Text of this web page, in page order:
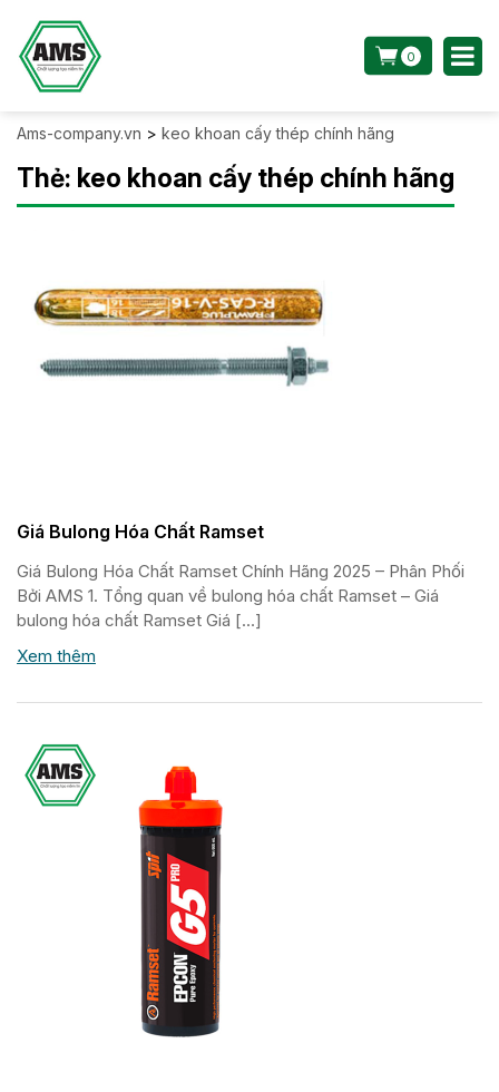
0
Ams-company.vn > keo khoan cấy thép chính hãng
Thẻ: keo khoan cấy thép chính hãng
Giá Bulong Hóa Chất Ramset
Giá Bulong Hóa Chất Ramset Chính Hãng 2025 – Phân Phối
Bởi AMS 1. Tổng quan về bulong hóa chất Ramset – Giá
bulong hóa chất Ramset Giá […]
Xem thêm